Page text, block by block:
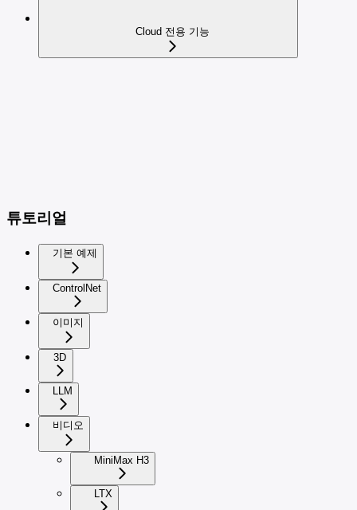
Cloud 전용 기능
튜토리얼
기본 예제
ControlNet
이미지
3D
LLM
비디오
MiniMax H3
LTX